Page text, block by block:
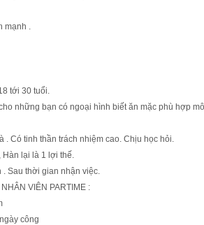
.
tới 30 tuổi.
những bạn có ngoại hình biết ăn mặc phù hợp
. Có tinh thần trách nhiệm cao. Chịu học hỏi.
lại là 1 lợi thế.
Sau thời gian nhận việc.
VIÊN PARTIME :
công